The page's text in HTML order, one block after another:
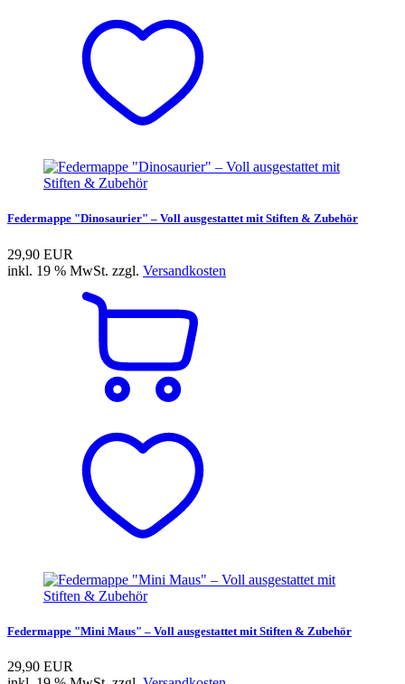
Federmappe "Dinosaurier" – Voll ausgestattet mit Stiften & Zubehör
29,90 EUR
inkl. 19 % MwSt. zzgl. Versandkosten
Federmappe "Mini Maus" – Voll ausgestattet mit Stiften & Zubehör
29,90 EUR